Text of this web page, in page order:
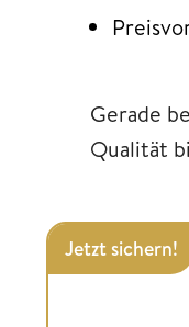
Gerade
Qualität
Jetzt sichern!